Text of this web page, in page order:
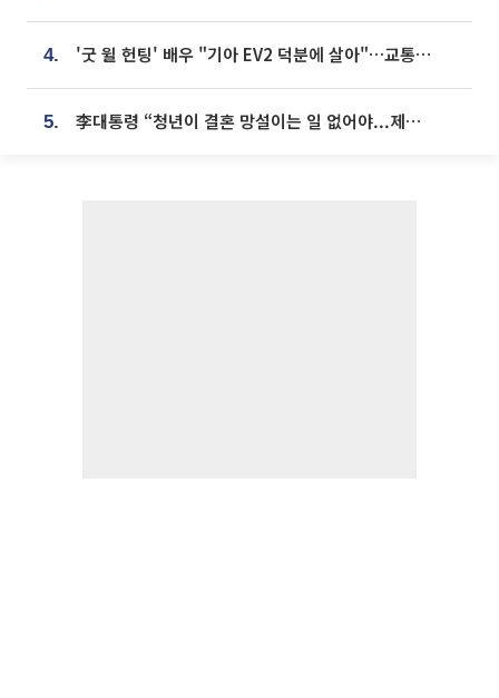
4. '굿 윌 헌팅' 배우 "기아 EV2 덕분에 살아"…교통사고 후 안전성 극찬
5. 李대통령 “청년이 결혼 망설이는 일 없어야...제도상 불이익 조사”